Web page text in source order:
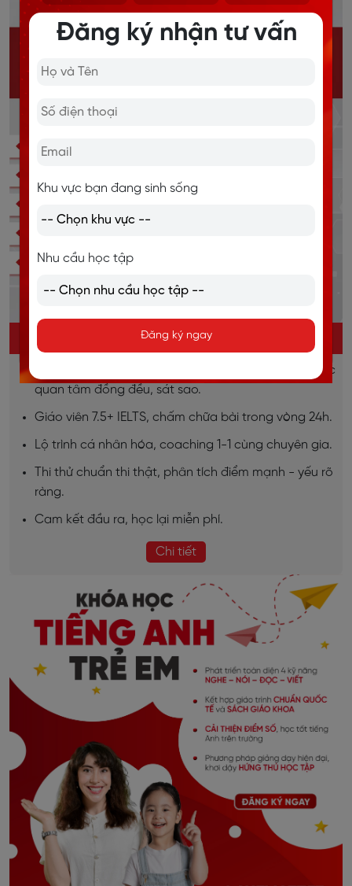
KHÓA HỌC IELTS ONLINE
Sĩ số lớp nhỏ (7-10 học viên), đảm bảo học viên được
quan tâm đồng đều, sát sao.
Giáo viên 7.5+ IELTS, chấm chữa bài trong vòng 24h.
Lộ trình cá nhân hóa, coaching 1-1 cùng chuyên gia.
Thi thử chuẩn thi thật, phân tích điểm mạnh - yếu rõ
ràng.
Cam kết đầu ra, học lại miễn phí.
Chi tiết
Đăng ký nhận tư vấn
Khu vực bạn đang sinh sống
Nhu cầu học tập
Đăng ký ngay